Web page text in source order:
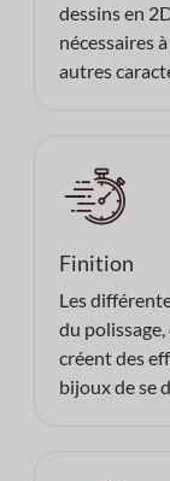
dessins en
nécessaires
autres
Finition
Les
du
créent des
bijoux de se